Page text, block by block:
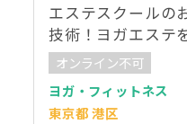
エステスクールの
技術！ヨガエステ
オンライン不可
ヨガ・フィットネス
東京都 港区